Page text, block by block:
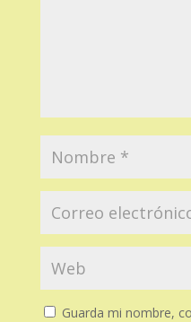
Guarda mi nombre,